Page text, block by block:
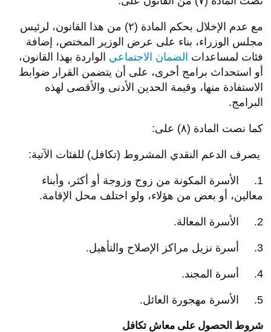
مع عدم الإخلال بحكم المادة (٢) من هذا القانون، لرئيس
مجلس الوزراء، بناء على عرض الوزير المختص، إضافة
فئات لمساعدات الضمان الاجتماعي الواردة بهذا القانون،
أو استحداث برامج أخرى، على أن يتضمن القرار ضوابط
الاستفادة منها، وقيمة الحدين الأدنى والأقصى لهذه
البرامج.
كما نصت المادة (٨) على:
يصرف الدعم النقدي المشروط (تكافل) للفئات الآتية:
1. الأسرة المكونة من زوج وزوجة أو أكثر، وأبناء
معالين، أو بعض من هؤلاء، ولو اختلف محل الإقامة.
2. الأسرة المعالة.
3. أسرة نزيل مراكز الإصلاح والتأهيل.
4. أسرة المجند.
5. الأسرة مهجورة العائل.
شروط الحصول على معاش تكافل